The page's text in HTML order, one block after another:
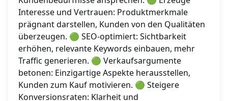
Interesse und Vertrauen: Produktmerkmale
prägnant darstellen, Kunden von den Qualitäten
überzeugen. 🟢 SEO-optimiert: Sichtbarkeit
erhöhen, relevante Keywords einbauen, mehr
Traffic generieren. 🟢 Verkaufsargumente
betonen: Einzigartige Aspekte herausstellen,
Kunden zum Kauf motivieren. 🟢 Steigere
Konversionsraten: Klarheit und